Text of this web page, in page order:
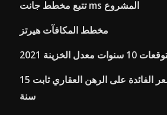
تتبع مخطط جانت ms المشروع
مخطط المكافآت هيرتز
توقعات 10 سنوات معدل الخزينة 2021
ما هو سعر الفائدة على الرهن العقاري ثابت 15
سنة